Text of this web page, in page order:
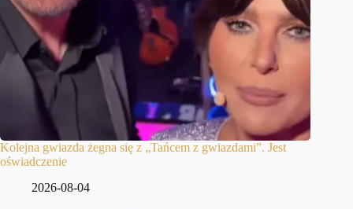
Kolejna gwiazda żegna się z „Tańcem z gwiazdami”. Jest
oświadczenie
2026-08-04